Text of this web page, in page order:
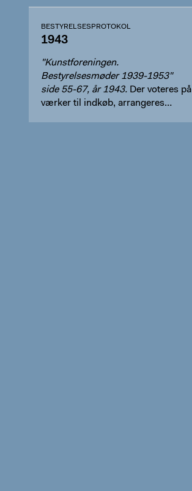
BESTYRELSESPROTOKOL
1943
"Kunstforeningen.
Bestyrelsesmøder 1939-1953"
side 55-67, år 1943. Der voteres på
værker til indkøb, arrangeres